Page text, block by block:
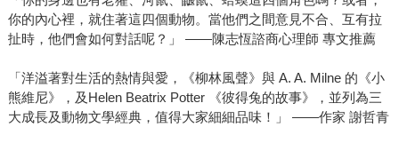
你的內心裡，就住著這四個動物。當他們之間意見不合、互有拉
扯時，他們會如何對話呢？」 ——陳志恆諮商心理師 專文推薦
「洋溢著對生活的熱情與愛，《柳林風聲》與 A. A. Milne 的《小
熊維尼》，及Helen Beatrix Potter 《彼得兔的故事》，並列為三
大成長及動物文學經典，值得大家細細品味！」 ——作家 謝哲青